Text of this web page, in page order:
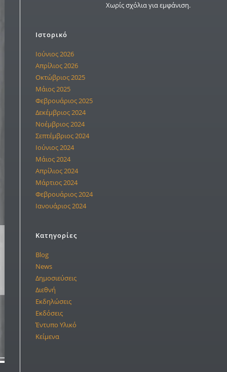
Χωρίς σχόλια για εμφάνιση.
Ιστορικό
Ιούνιος 2026
Απρίλιος 2026
Οκτώβριος 2025
Μάιος 2025
Φεβρουάριος 2025
Δεκέμβριος 2024
Νοέμβριος 2024
Σεπτέμβριος 2024
Ιούνιος 2024
Μάιος 2024
Απρίλιος 2024
Μάρτιος 2024
Φεβρουάριος 2024
Ιανουάριος 2024
Kατηγορίες
Blog
News
Δημοσιεύσεις
Διεθνή
Εκδηλώσεις
Εκδόσεις
Έντυπο Υλικό
Κείμενα